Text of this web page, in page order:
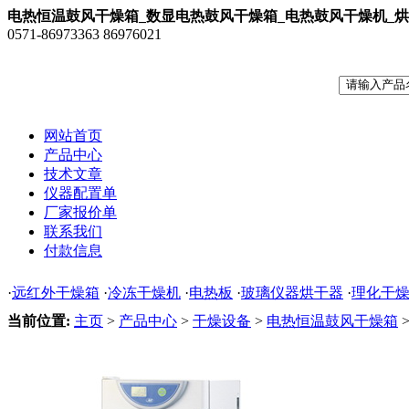
电热恒温鼓风干燥箱_数显电热鼓风干燥箱_电热鼓风干燥机_
0571-86973363 86976021
网站首页
产品中心
技术文章
仪器配置单
厂家报价单
联系我们
付款信息
·远红外干燥箱 ·冷冻干燥机 ·电热板 ·玻璃仪器烘干器 ·理化干
当前位置: 主页 > 产品中心 > 干燥设备 > 电热恒温鼓风干燥箱 >